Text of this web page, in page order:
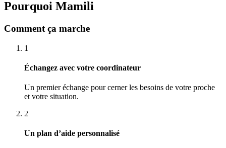
Pourquoi Mamili
Comment ça marche
1
Échangez avec votre coordinateur
Un premier échange pour cerner les besoins de votre proche
et votre situation.
2
Un plan d’aide personnalisé